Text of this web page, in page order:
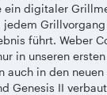
ein digitaler
jedem
führt. Weber
in unseren
auch in den
Genesis II